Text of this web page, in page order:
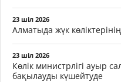
23 шіл 2026
Алматыда жүк
23 шіл 2026
Көлік министрлігі ауыр
бақылауды күшейтуде